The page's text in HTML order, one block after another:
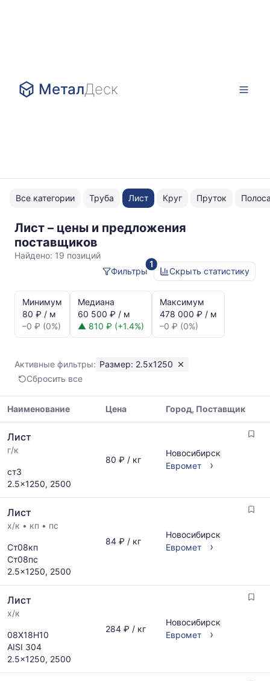
МеталДеск
Все категории Труба Лист Круг Пруток
Лист – цены и предложения
поставщиков
Найдено: 19 позиций
1
Фильтры
Скрыть статистику
динамика
цен:
Лист
Показаны
минимальная,
медианная
и
максимальная
данным
прайс-
листов
поставщиков
месяц.
Статистика
по
актуальным
предложениям
и
обновляется
по
обновления
прайс-
листов.
Минимум
80 ₽ / м
–0 ₽ (0%)
Медиана
60 500 ₽ / м
▲ 810 ₽ (+1.4%)
Максимум
478 000 ₽ / м
–0 ₽ (0%)
Активные фильтры: Размер: 2.5x1250
Сбросить все
цен
на
указанием
ГОСТ,
размеров
по
запросу
Наименование Цена Город, Поставщик
Лист
г/к
ст3
2.5x1250, 2500
80 ₽ / кг
Новосибирск
Евромет
›
Лист
х/к • кп • пс
Ст08кп
Ст08пс
2.5x1250, 2500
84 ₽ / кг
Новосибирск
Евромет
›
Лист
х/к
08Х18Н10
AISI 304
2.5x1250, 2500
284 ₽ / кг
Новосибирск
Евромет
›